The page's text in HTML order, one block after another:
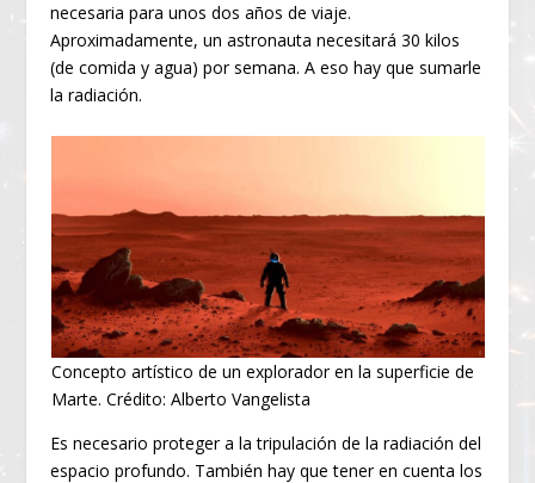
necesaria para unos dos años de viaje.
Aproximadamente, un astronauta necesitará 30 kilos
(de comida y agua) por semana. A eso hay que sumarle
la radiación.
Concepto artístico de un explorador en la superficie de
Marte. Crédito: Alberto Vangelista
Es necesario proteger a la tripulación de la radiación del
espacio profundo. También hay que tener en cuenta los